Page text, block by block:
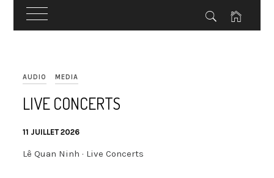
toAUDIO MEDIA
LIVE CONCERTS
11 JUILLET 2026
Lê Quan Ninh · Live Concerts